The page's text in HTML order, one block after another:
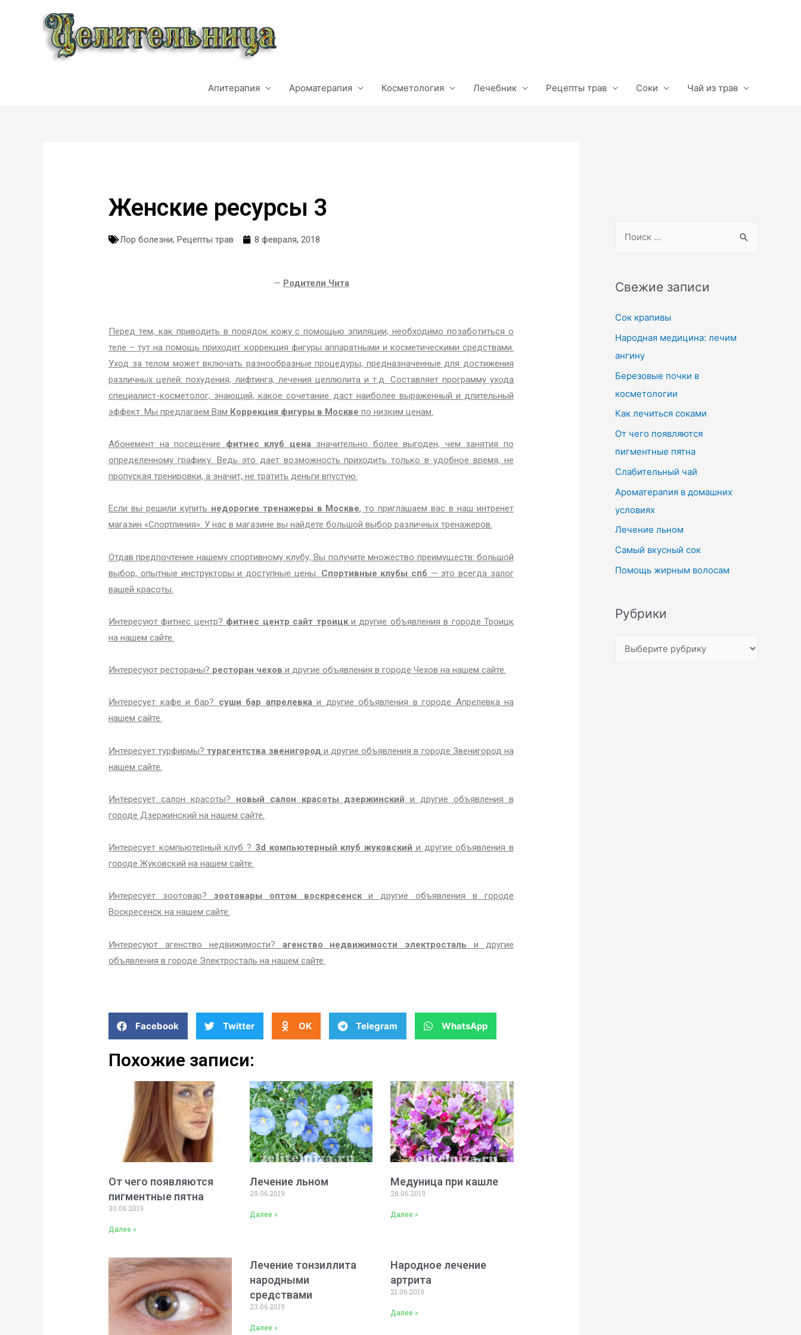
Апитерапия Ароматерапия Косметология Лечебник Рецепты трав Соки Чай из трав
Женские ресурсы 3
Лор болезни,Рецепты трав 8 февраля, 2018
— Родители Чита
Перед тем, как приводить в порядок кожу с помощью эпиляции, необходимо позаботиться о
теле – тут на помощь приходит коррекция фигуры аппаратными и косметическими средствами.
Уход за телом может включать разнообразные процедуры, предназначенные для достижения
различных целей: похудения, лифтинга, лечения целлюлита и т.д. Составляет программу ухода
специалист-косметолог, знающий, какое сочетание даст наиболее выраженный и длительный
эффект. Мы предлагаем Вам Коррекция фигуры в Москве по низким ценам.
Абонемент на посещение фитнес клуб ценазначительно более выгоден, чем занятия по
определенному графику. Ведь это дает возможность приходить только в удобное время, не
пропуская тренировки, а значит, не тратить деньги впустую.
Если вы решили купить недорогие тренажеры в Москве, то приглашаем вас в наш интренет
магазин «Спортлиния». У нас в магазине вы найдете большой выбор различных тренажеров.
Отдав предпочтение нашему спортивному клубу, Вы получите множество преимуществ: большой
выбор, опытные инструкторы и доступные цены. Спортивные клубы спб — это всегда залог
вашей красоты.
Интересуют фитнес центр? фитнес центр сайт троицки другие объявления в городе Троицк
на нашем сайте.
Интересуют рестораны? ресторан чехов и другие объявления в городе Чехов на нашем сайте.
Интересует кафе и бар? суши бар апрелевкаи другие объявления в городе Апрелевка на
нашем сайте.
Интересует турфирмы?турагентства звенигород и другие объявления в городе Звенигород на
нашем сайте.
Интересует салон красоты? новый салон красоты дзержинский и другие объявления в
городе Дзержинский на нашем сайте.
Интересует компьютерный клуб ? 3d компьютерный клуб жуковский и другие объявления в
городе Жуковский на нашем сайте.
Интересует зоотовар? зоотовары оптом воскресенски другие объявления в городе
Воскресенск на нашем сайте.
Интересуют агенство недвижимости? агенство недвижимости электросталь и другие
объявления в городе Электросталь на нашем сайте.
Facebook Twitter OK Telegram WhatsApp
Похожие записи:
От чего появляются
пигментные пятна
30.06.2019
Далее »
Лечение льном
29.06.2019
Далее »
Медуница при кашле
28.06.2019
Далее »
Лечение тонзиллита
народными
средствами
23.06.2019
Далее »
Народное лечение
артрита
21.06.2019
Далее »
Свежие записи
Сок крапивы
Народная медицина: лечим
ангину
Березовые почки в
косметологии
Как лечиться соками
От чего появляются
пигментные пятна
Слабительный чай
Ароматерапия в домашних
условиях
Лечение льном
Самый вкусный сок
Помощь жирным волосам
Рубрики